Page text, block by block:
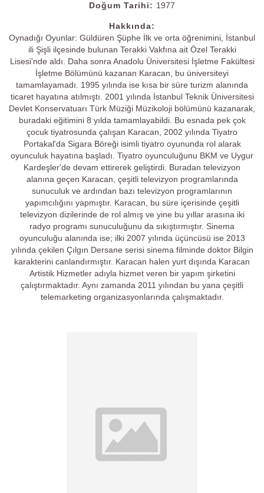
Doğum Tarihi: 1977
Hakkında:
Oynadığı Oyunlar: Güldüren Şüphe İlk ve orta öğrenimini, İstanbul
ili Şişli ilçesinde bulunan Terakki Vakfına ait Özel Terakki
Lisesi'nde aldı. Daha sonra Anadolu Üniversitesi İşletme Fakültesi
İşletme Bölümünü kazanan Karacan, bu üniversiteyi
tamamlayamadı. 1995 yılında ise kısa bir süre turizm alanında
ticaret hayatına atılmıştı. 2001 yılında İstanbul Teknik Üniversitesi
Devlet Konservatuarı Türk Müziği Müzikoloji bölümünü kazanarak,
buradaki eğitimini 8 yılda tamamlayabildi. Bu esnada pek çok
çocuk tiyatrosunda çalışan Karacan, 2002 yılında Tiyatro
Portakal'da Sigara Böreği isimli tiyatro oyununda rol alarak
oyunculuk hayatına başladı. Tiyatro oyunculuğunu BKM ve Uygur
Kardeşler'de devam ettirerek geliştirdi. Buradan televizyon
alanına geçen Karacan, çeşitli televizyon programlarında
sunuculuk ve ardından bazı televizyon programlarının
yapımcılığını yapmıştır. Karacan, bu süre içerisinde çeşitli
televizyon dizilerinde de rol almış ve yine bu yıllar arasına iki
radyo programı sunuculuğunu da sıkıştırmıştır. Sinema
oyunculuğu alanında ise; ilki 2007 yılında üçüncüsü ise 2013
yılında çekilen Çılgın Dersane serisi sinema filminde doktor Bilgin
karakterini canlandırmıştır. Karacan halen yurt dışında Karacan
Artistik Hizmetler adıyla hizmet veren bir yapım şirketini
çalıştırmaktadır. Aynı zamanda 2011 yılından bu yana çeşitli
telemarketing organizasyonlarında çalışmaktadır.